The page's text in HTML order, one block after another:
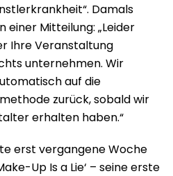
Damals
Mitteilung: „Leider
Ihre Veranstaltung
unternehmen. Wir
auf die
zurück, sobald wir
erhalten haben.“
erst vergangene Woche
Up Is a Lie‘ – seine erste